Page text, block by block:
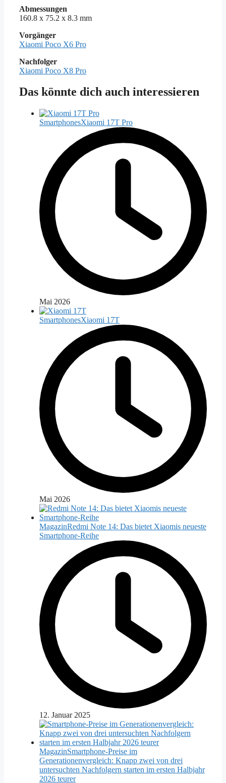
Abmessungen
160.8 x 75.2 x 8.3 mm
Vorgänger
Xiaomi Poco X6 Pro
Nachfolger
Xiaomi Poco X8 Pro
Das könnte dich auch interessieren
SmartphonesXiaomi 17T Pro
Mai 2026
SmartphonesXiaomi 17T
Mai 2026
MagazinRedmi Note 14: Das bietet Xiaomis neueste
Smartphone-Reihe
12. Januar 2025
MagazinSmartphone-Preise im
Generationenvergleich: Knapp zwei von drei
untersuchten Nachfolgern starten im ersten Halbjahr
2026 teurer